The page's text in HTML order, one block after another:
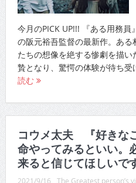
今月のPICK UP!!! 『ある用務員
の阪元裕吾監督の最新作。ある
たちの想像を絶する惨劇を描
贄となり、驚愕の体験が待ち
読む
命やってみるといい。
来ると信じてほしいで
2021/9/16 The Greatest person’s